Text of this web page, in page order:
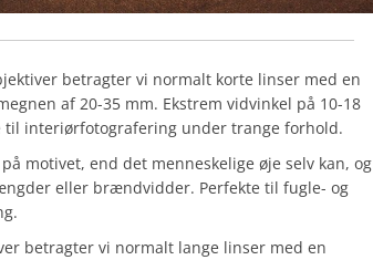
betragter vi normalt korte linser med en
af 20-35 mm. Ekstrem vidvinkel på 10-18
til interiørfotografering under trange forhold.
motivet, end det menneskelige øje selv kan, og
eller brændvidder. Perfekte til fugle- og
betragter vi normalt lange linser med en